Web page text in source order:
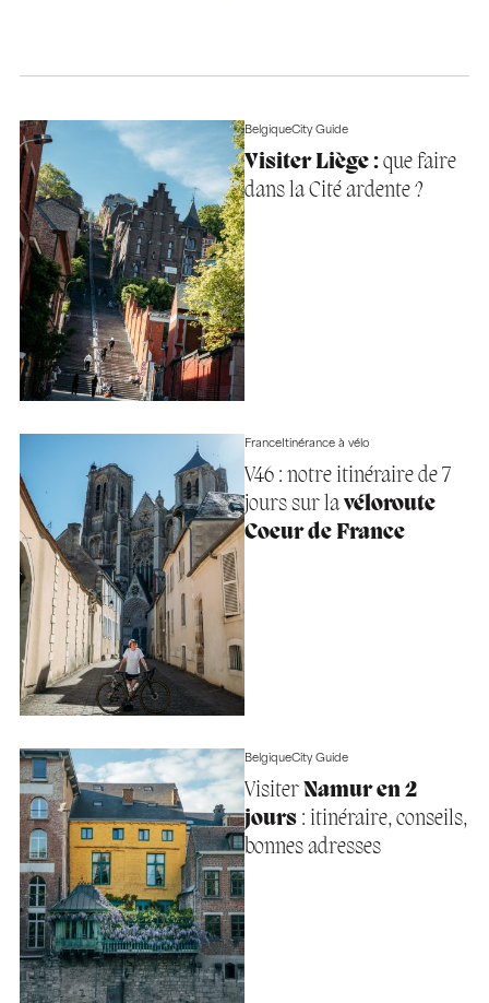
BelgiqueCity Guide
Visiter Liège :que faire
dans la Cité ardente ?
FranceItinérance à vélo
V46 : notre itinéraire de 7
jours sur lavéloroute
Coeur de France
BelgiqueCity Guide
Visiter Namur en 2
jours: itinéraire, conseils,
bonnes adresses